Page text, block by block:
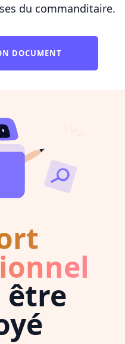
du commanditaire.
DOCUMENT
être